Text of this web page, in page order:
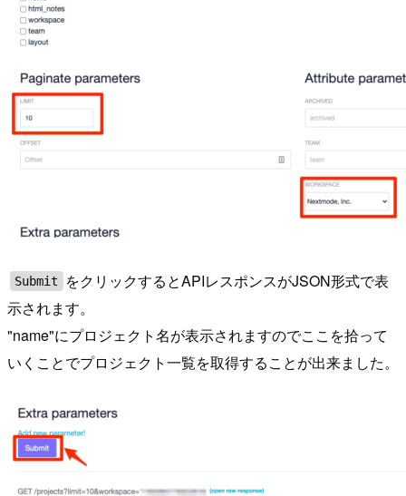
Submit
をクリックするとAPIレスポンスがJSON形式で表
示されます。
"name"にプロジェクト名が表示されますのでここを拾って
いくことでプロジェクト一覧を取得することが出来ました。